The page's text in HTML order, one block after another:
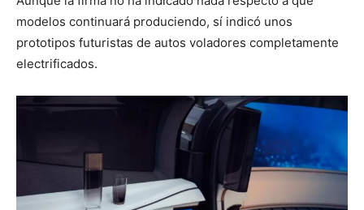
modelos continuará produciendo, sí indicó unos
prototipos futuristas de autos voladores completamente
electrificados.